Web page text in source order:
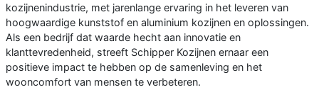
kozijnenindustrie, met jarenlange ervaring in het leveren van
hoogwaardige kunststof en aluminium kozijnen en oplossingen.
Als een bedrijf dat waarde hecht aan innovatie en
klanttevredenheid, streeft Schipper Kozijnen ernaar een
positieve impact te hebben op de samenleving en het
wooncomfort van mensen te verbeteren.